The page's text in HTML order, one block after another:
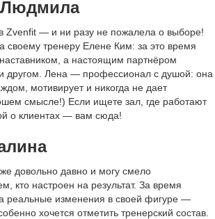
Людмила
Zvenfit — и ни разу не пожалела о выборе!
своему тренеру Елене Ким: за это время
а настоящим партнёром
другом. Лена — профессионал с душой: она
мотивирует и никогда не дает
смысле!) Если ищете зал, где работают
о клиентах — вам сюда!
довольно давно и могу смело
кто настроен на результат. За время
реальные изменения в своей фигуре —
хочется отметить тренерский состав.